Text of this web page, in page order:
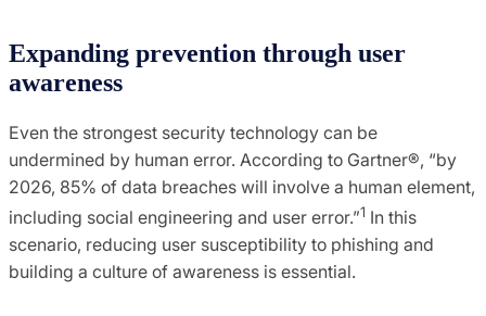
Expanding prevention through user
awareness
Even the strongest security technology can be
undermined by human error. According to Gartner®, “by
2026, 85% of data breaches will involve a human element,
including social engineering and user error.”1 In this
scenario, reducing user susceptibility to phishing and
building a culture of awareness is essential.